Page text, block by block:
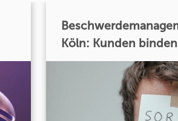
Köln: Kunden binden